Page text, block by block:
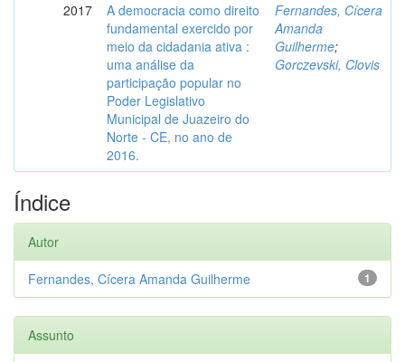
2017
A democracia como direito
fundamental exercido por
meio da cidadania ativa :
uma análise da
participação popular no
Poder Legislativo
Municipal de Juazeiro do
Norte - CE, no ano de
2016.
Fernandes, Cícera
Amanda
Guilherme;
Gorczevski, Clovis
Índice
Autor
1
Fernandes, Cícera Amanda Guilherme
Assunto